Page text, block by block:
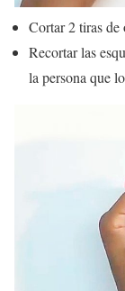
Cortar 2 tiras
Recortar las
la persona que